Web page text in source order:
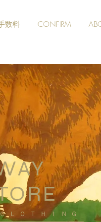
数料 CONFIRM
ＬＯＴＨＩＮＧ